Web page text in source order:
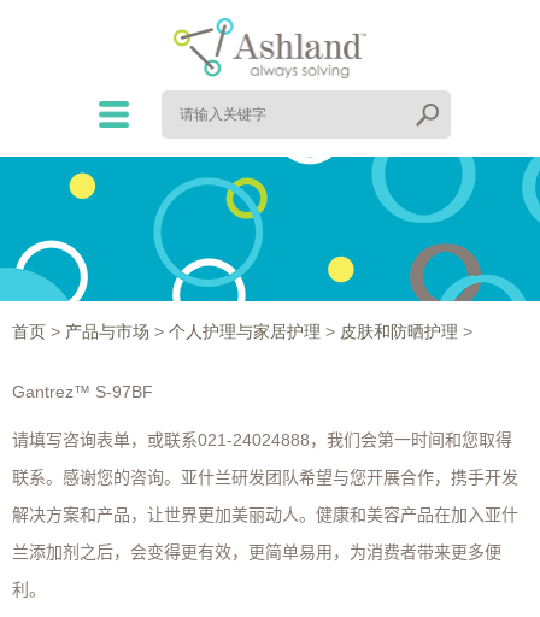
首页 > 产品与市场 > 个人护理与家居护理 > 皮肤和防晒护理 >
Gantrez™ S-97BF
请填写咨询表单，或联系021-24024888 ，我们会第一时间和您取得
联系。感谢您的咨询。亚什兰研发团队希望与您开展合作，携手开发
解决方案和产品，让世界更加美丽动人。健康和美容产品在加入亚什
兰添加剂之后，会变得更有效，更简单易用，为消费者带来更多便
利 。